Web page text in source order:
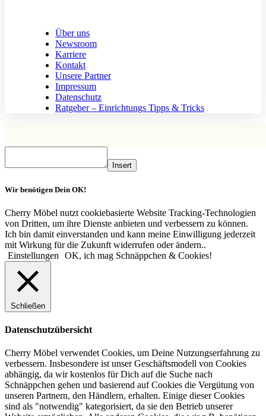
Über uns
Newsroom
Karriere
Kontakt
Unsere Partner
Impressum
Datenschutz
Ratgeber – Einrichtungs Tipps & Tricks
Insert
Wir benötigen Dein OK!
Cherry Möbel nutzt cookiebasierte Website Tracking-Technologien
von Dritten, um ihre Dienste anbieten und verbessern zu können.
Ich bin damit einverstanden und kann meine Einwilligung jederzeit
mit Wirkung für die Zukunft widerrufen oder ändern..
Einstellungen
OK, ich mag Schnäppchen & Cookies!
Schließen
Datenschutzübersicht
Cherry Möbel verwendet Cookies, um Deine Nutzungserfahrung zu
verbessern. Insbesondere ist unser Geschäftsmodell von Cookies
abhängig, da wir kostenlos für Dich auf die Suche nach
Schnäppchen gehen und basierend auf Cookies die Vergütung von
unseren Partnern, den Händlern, erhalten. Einige dieser Cookies
sind als "notwendig" kategorisiert, da sie den Betrieb unserer